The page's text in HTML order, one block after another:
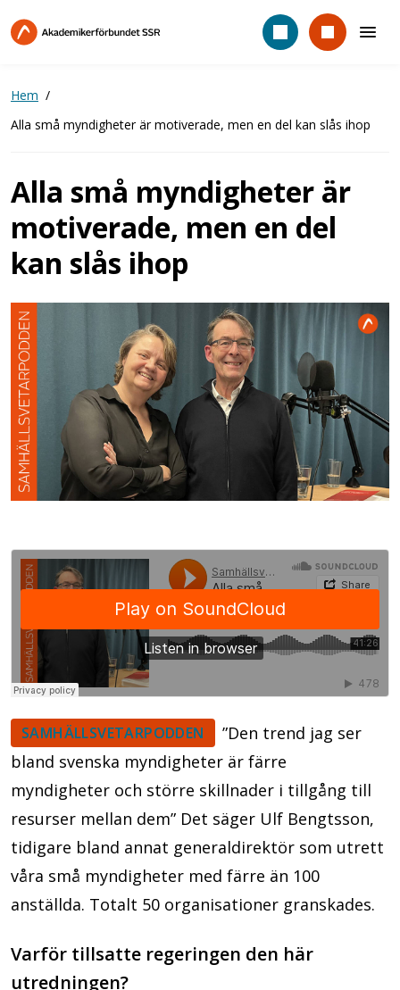
till
Hem
Alla små myndigheter är motiverade, men en del kan slås ihop
Alla små myndigheter är
motiverade, men en del
kan slås ihop
SAMHÄLLSVETARPODDEN
”Den trend jag ser
bland svenska myndigheter är färre
myndigheter och större skillnader i tillgång till
resurser mellan dem” Det säger Ulf Bengtsson,
tidigare bland annat generaldirektör som utrett
våra små myndigheter med färre än 100
anställda. Totalt 50 organisationer granskades.
Varför tillsatte regeringen den här
utredningen?